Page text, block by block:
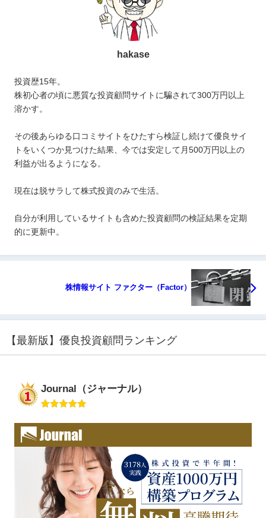
hakase
投資歴15年。
株初心者の頃に悪質な投資顧問サイトに騙されて300万円以上
溶かす。
その後あらゆる口コミサイトをひたすら検証し続けて優良サイ
トをいくつか見つけた結果、今では安定して月500万円以上の
利益が出るようになる。
現在は脱サラして株式投資のみで生活。
自分が利用しているサイトも含めた投資顧問の検証結果を定期
的に更新中。
株情報サイト ファクター（Factor）
【最新版】優良投資顧問ランキング
Journal（ジャーナル）